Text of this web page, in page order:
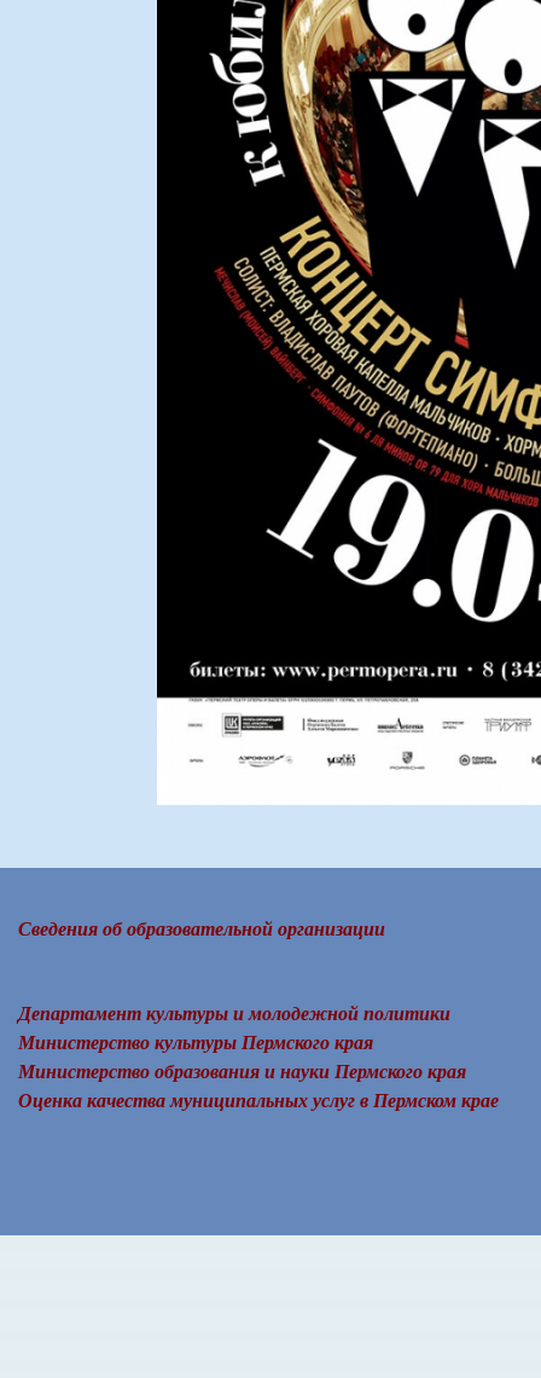
Сведения об образовательной организации
Департамент культуры и молодежной политики
Министерство культуры Пермского края
Министерство образования и науки Пермского края
Оценка качества муниципальных услуг в Пермском крае